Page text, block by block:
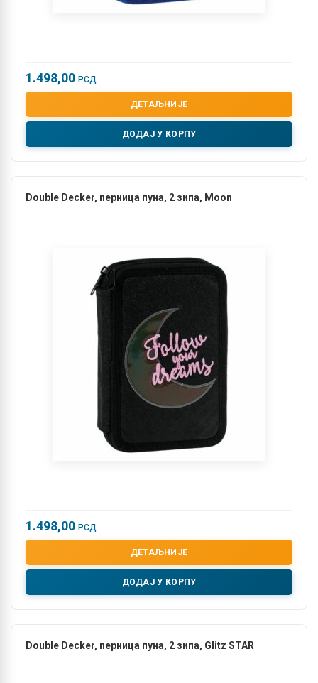
1.498,00 РСД
ДЕТАЉНИЈЕ
ДОДАЈ У КОРПУ
Double Decker, перница пуна, 2 зипa, Мoon
1.498,00 РСД
ДЕТАЉНИЈЕ
ДОДАЈ У КОРПУ
Double Decker, перница пуна, 2 зипа, Glitz STAR